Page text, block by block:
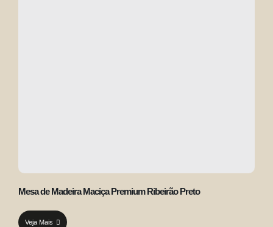
Mesa de Madeira Maciça Premium Ribeirão Preto
Veja Mais